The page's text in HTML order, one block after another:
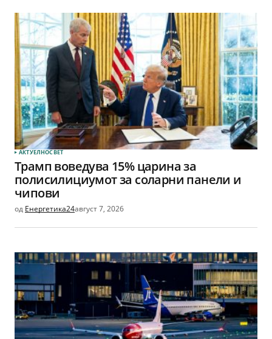
АКТУЕЛНОСВЕТ
Трамп воведува 15% царина за
полисилициумот за соларни панели и
чипови
од Енергетика24август 7, 2026